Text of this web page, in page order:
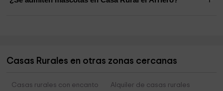
Casas Rurales en otras zonas cercanas
Casas rurales con encanto
Alquiler de casas rurales